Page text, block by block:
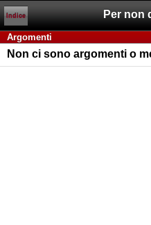
Indice
Argomenti
Non ci sono argomenti o